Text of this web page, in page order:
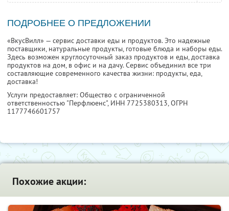
ПОДРОБНЕЕ О ПРЕДЛОЖЕНИИ
«ВкусВилл» — сервис доставки еды и продуктов. Это надежные
поставщики, натуральные продукты, готовые блюда и наборы еды.
Здесь возможен круглосуточный заказ продуктов и еды, доставка
продуктов на дом, в офис и на дачу. Сервис объединил все три
составляющие современного качества жизни: продукты, еда,
доставка!
Услуги предоставляет: Общество с ограниченной
ответственностью "Перфлюенс", ИНН 7725380313, ОГРН
1177746601757
Похожие акции: